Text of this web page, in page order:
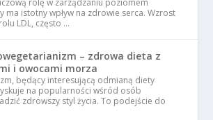
rolę w zarządzaniu poziomem
ma istotny wpływ na zdrowie serca. Wzrost
LDL, często …
– zdrowa dieta z
i owocami morza
będący interesującą odmianą diety
na popularności wśród osób
zdrowszy styl życia. To podejście do